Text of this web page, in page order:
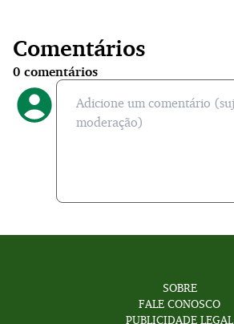
Comentários
0 comentários
SOBRE
FALE CONOSCO
PUBLICIDADE LEGAL